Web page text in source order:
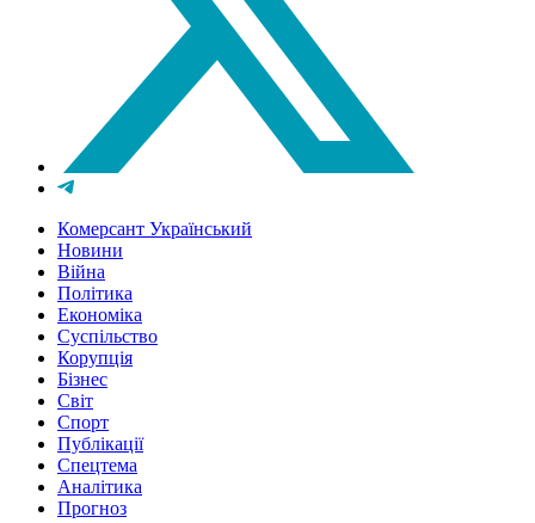
Комерсант Український
Новини
Війна
Політика
Економіка
Суспільство
Корупція
Бізнес
Світ
Спорт
Публікації
Спецтема
Аналітика
Прогноз